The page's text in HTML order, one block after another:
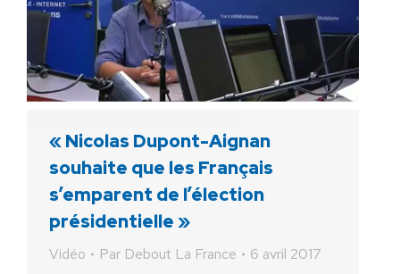
« Nicolas Dupont-Aignan
souhaite que les Français
s’emparent de l’élection
présidentielle »
Vidéo Par Debout La France
6 avril 2017